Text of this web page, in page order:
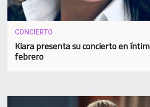
CONCIERTO
Kiara presenta su concierto en
febrero